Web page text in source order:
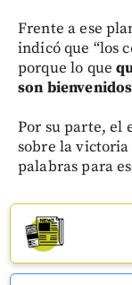
Frente a ese
indicó que “los
porque lo que
son
Por su parte, el
sobre la victoria
palabras para